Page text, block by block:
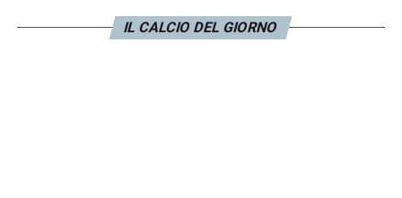
IL CALCIO DEL GIORNO